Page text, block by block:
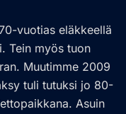
vuotias eläkkeellä
Tein myös tuon
Muutimme 2009
tuli tutuksi jo 80-
Asuin